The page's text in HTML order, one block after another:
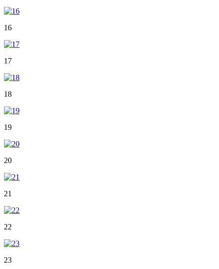
16
17
18
19
20
21
22
23